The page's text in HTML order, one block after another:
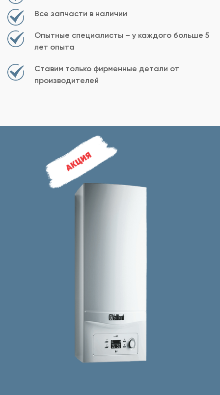
Все запчасти в наличии
Опытные специалисты – у каждого больше 5
лет опыта
Ставим только фирменные детали от
производителей